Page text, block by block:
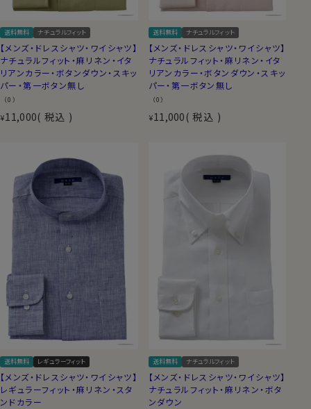
送料無料 ナチュラルフィット
【メンズ・ドレスシャツ・ワイシャツ】
ナチュラルフィット・麻リネン・イタ
リアンカラー・ボタンダウン・スキッ
パー・第一ボタン無し
（0）
¥11,000 税込
送料無料 ナチュラルフィット
【メンズ・ドレスシャツ・ワイシャツ】
ナチュラルフィット・麻リネン・イタ
リアンカラー・ボタンダウン・スキッ
パー・第一ボタン無し
（0）
¥11,000 税込
送料無料 レギュラーフィット
【メンズ・ドレスシャツ・ワイシャツ】
レギュラーフィット・麻リネン・スタ
ンドカラー
送料無料 ナチュラルフィット
【メンズ・ドレスシャツ・ワイシャツ】
ナチュラルフィット・麻リネン・ボタ
ンダウン